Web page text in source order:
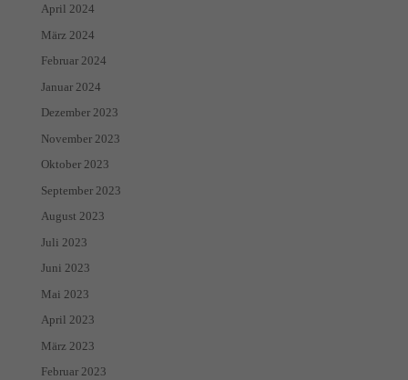
April 2024
März 2024
Februar 2024
Januar 2024
Dezember 2023
November 2023
Oktober 2023
September 2023
August 2023
Juli 2023
Juni 2023
Mai 2023
April 2023
März 2023
Februar 2023